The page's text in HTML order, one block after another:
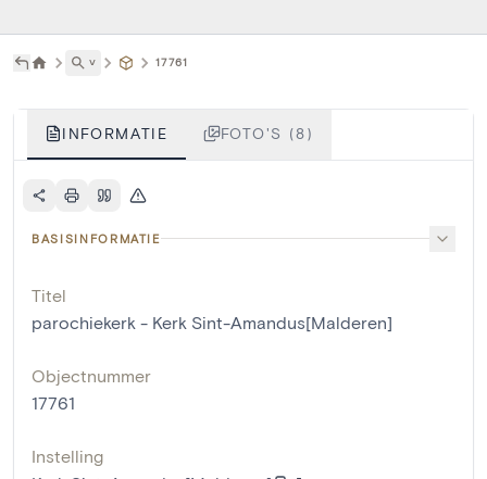
˅ 17761
INFORMATIE FOTO'S (8)
BASISINFORMATIE
Titel
parochiekerk - Kerk Sint-Amandus[Malderen]
Objectnummer
17761
Instelling